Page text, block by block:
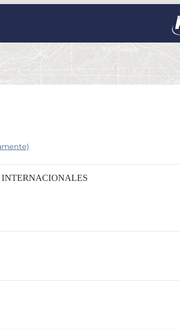
INTERNACIONALES